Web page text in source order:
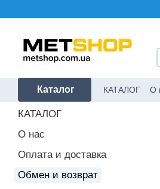
Каталог КАТАЛОГ О
КАТАЛОГ
О нас
Оплата и доставка
Обмен и возврат